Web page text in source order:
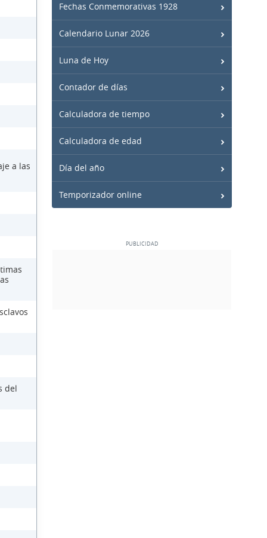
a las
del
Fechas Conmemorativas 1928
Calendario Lunar 2026
Luna de Hoy
Contador de días
Calculadora de tiempo
Calculadora de edad
Día del año
Temporizador online